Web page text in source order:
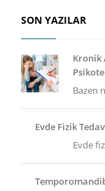
SON YAZILAR
Kronik
Bazen
Evde Fizik
Evde